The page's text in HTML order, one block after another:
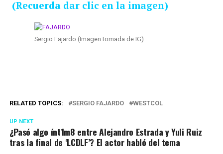
(Recuerda dar clic en la imagen)
Sergio Fajardo (Imagen tomada de IG)
RELATED TOPICS: SERGIO FAJARDO WESTCOL
UP NEXT
¿Pasó algo ínt1m8 entre Alejandro Estrada y Yuli Ruiz
tras la final de ‘LCDLF’? El actor habló del tema